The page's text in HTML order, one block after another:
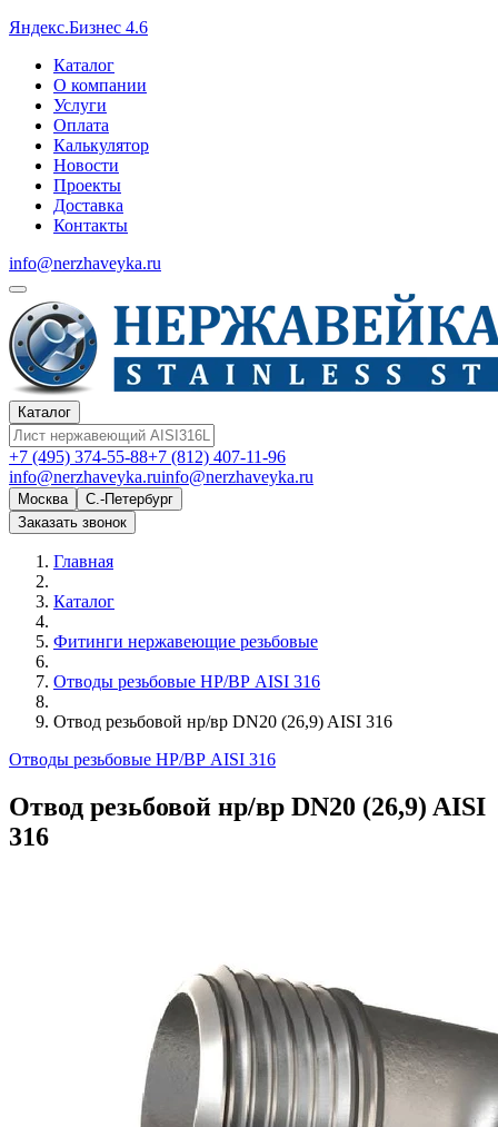
Яндекс.Бизнес 4.6
Каталог
О компании
Услуги
Оплата
Калькулятор
Новости
Проекты
Доставка
Контакты
info@nerzhaveyka.ru
Каталог
+7 (495) 374-55-88+7 (812) 407-11-96
info@nerzhaveyka.ruinfo@nerzhaveyka.ru
Москва
С.-Петербург
Заказать звонок
Главная
Каталог
Фитинги нержавеющие резьбовые
Отводы резьбовые НР/ВР AISI 316
Отвод резьбовой нр/вр DN20 (26,9) AISI 316
Отводы резьбовые НР/ВР AISI 316
Отвод резьбовой нр/вр DN20 (26,9) AISI
316